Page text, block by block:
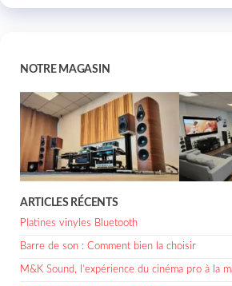
NOTRE MAGASIN
ARTICLES RÉCENTS
Platines vinyles Bluetooth
Barre de son : Comment bien la choisir
M&K Sound, l’expérience du cinéma pro à la